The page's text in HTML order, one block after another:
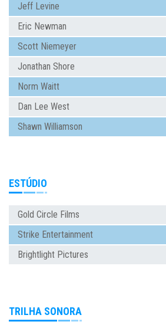
Jeff Levine
Eric Newman
Scott Niemeyer
Jonathan Shore
Norm Waitt
Dan Lee West
Shawn Williamson
ESTÚDIO
Gold Circle Films
Strike Entertainment
Brightlight Pictures
TRILHA SONORA